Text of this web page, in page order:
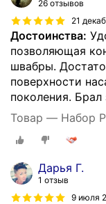
26 отзывов
21
Достоинства:
позволяющая
швабры.
поверхности
поколения.
Товар — Набор
Дарья Г.
1 отзыв
9 июля